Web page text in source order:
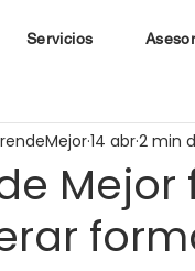
Servicios
14 abr2 min